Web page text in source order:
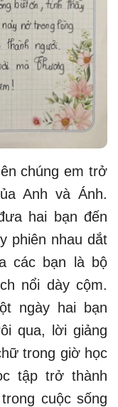
chúng em trở
Anh và Ánh.
hai bạn đến
phiên nhau dắt
các bạn là bộ
nổi dày cộm.
ngày hai bạn
qua, lời giảng
trong giờ học
tập trở thành
cuộc sống